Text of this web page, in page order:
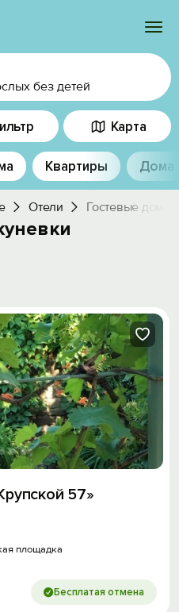
без детей
Карта
Квартиры Дома
Отели Гостевые дома
57»
площадка
Бесплатая отмена